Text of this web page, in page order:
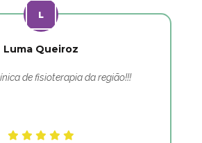
Luma Queiroz
de fisioterapia da região!!!